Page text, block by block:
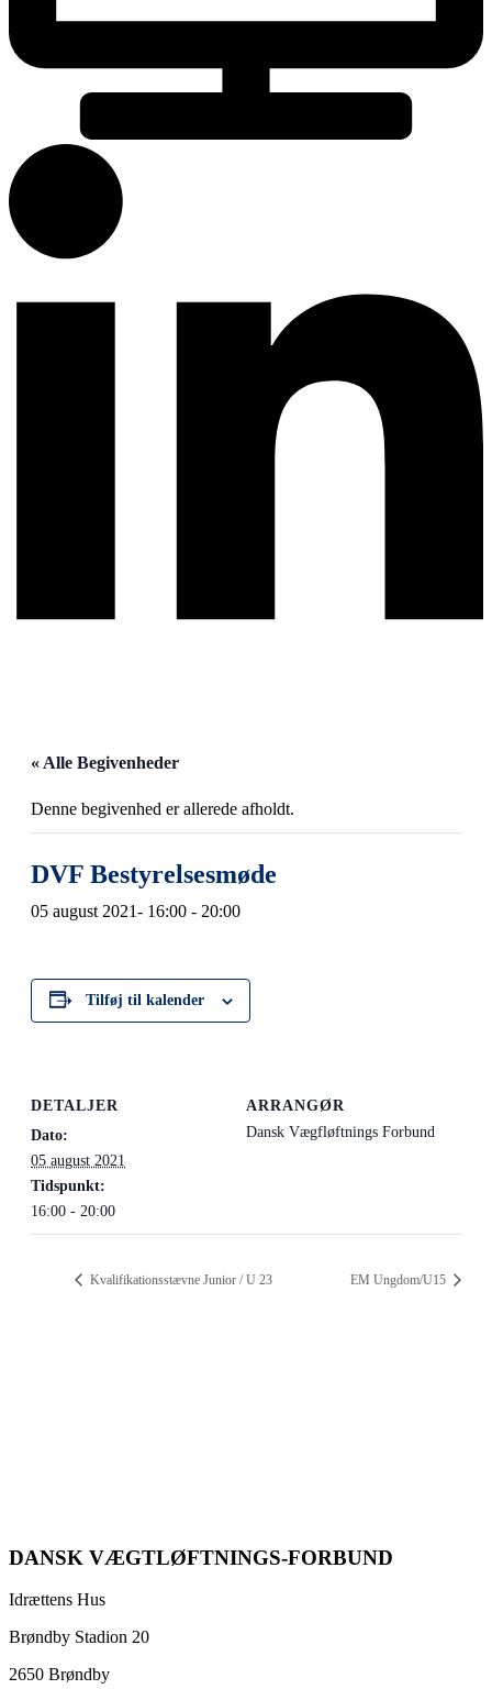
« Alle Begivenheder
Denne begivenhed er allerede afholdt.
DVF Bestyrelsesmøde
05 august 2021- 16:00 - 20:00
Tilføj til kalender
DETALJER
Dato:
05 august 2021
Tidspunkt:
16:00 - 20:00
ARRANGØR
Dansk Vægfløftnings Forbund
Kvalifikationsstævne Junior / U 23 EM Ungdom/U15
DANSK VÆGTLØFTNINGS-FORBUND
Idrættens Hus
Brøndby Stadion 20
2650 Brøndby